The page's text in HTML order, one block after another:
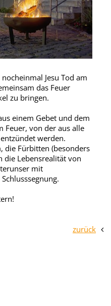
Jesu Tod am
das Feuer
zu bringen.
einem Gebet und dem
Feuer, von der aus alle
werden.
die Fürbitten (besonders
die Lebensrealität von
mit
zurück